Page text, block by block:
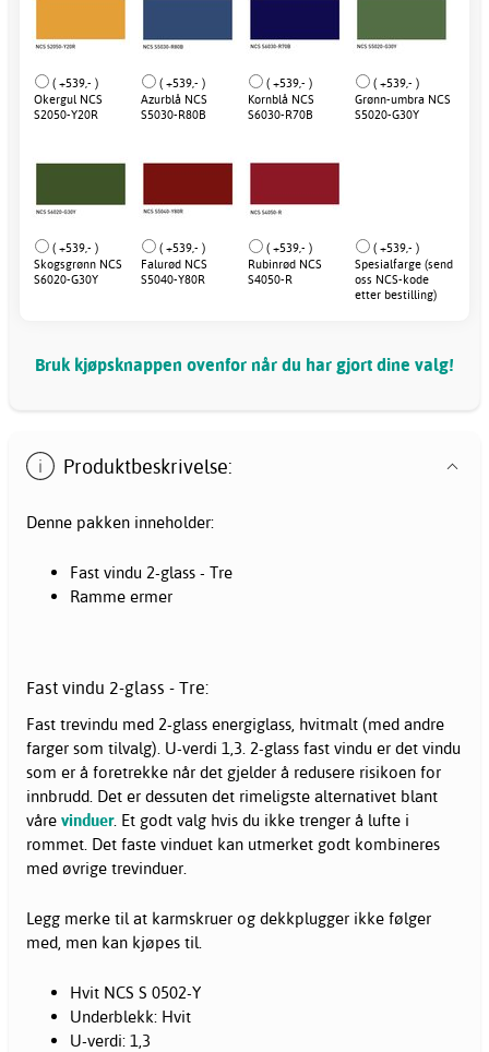
( +539,- )
Okergul NCS
S2050-Y20R
( +539,- )
Azurblå NCS
S5030-R80B
( +539,- )
Kornblå NCS
S6030-R70B
( +539,- )
Grønn-umbra NCS
S5020-G30Y
( +539,- )
Skogsgrønn NCS
S6020-G30Y
( +539,- )
Falurød NCS
S5040-Y80R
( +539,- )
Rubinrød NCS
S4050-R
( +539,- )
Spesialfarge (send
oss NCS-kode
etter bestilling)
Bruk kjøpsknappen ovenfor når du har gjort dine valg!
Produktbeskrivelse:
Denne pakken inneholder:
Fast vindu 2-glass - Tre
Ramme ermer
Fast vindu 2-glass - Tre:
Fast trevindu med 2-glass energiglass, hvitmalt (med andre
farger som tilvalg). U-verdi 1,3. 2-glass fast vindu er det vindu
som er å foretrekke når det gjelder å redusere risikoen for
innbrudd. Det er dessuten det rimeligste alternativet blant
våre vinduer. Et godt valg hvis du ikke trenger å lufte i
rommet. Det faste vinduet kan utmerket godt kombineres
med øvrige trevinduer.
Legg merke til at karmskruer og dekkplugger ikke følger
med, men kan kjøpes til.
Hvit NCS S 0502-Y
Underblekk: Hvit
U-verdi: 1,3